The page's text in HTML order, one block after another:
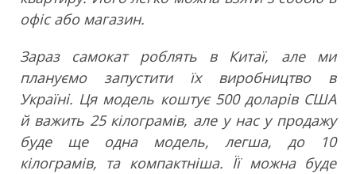
офіс або магазин.
Зараз самокат роблять в Китаї, але ми
плануємо запустити їх виробництво в
Україні. Ця модель коштує 500 доларів США
й важить 25 кілограмів, але у нас у продажу
буде ще одна модель, легша, до 10
кілограмів, та компактніша. Її можна буде